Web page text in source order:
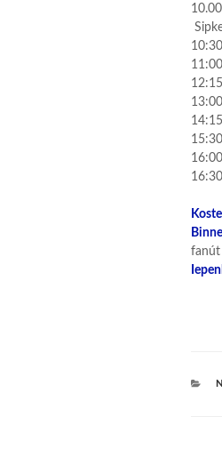
fanút